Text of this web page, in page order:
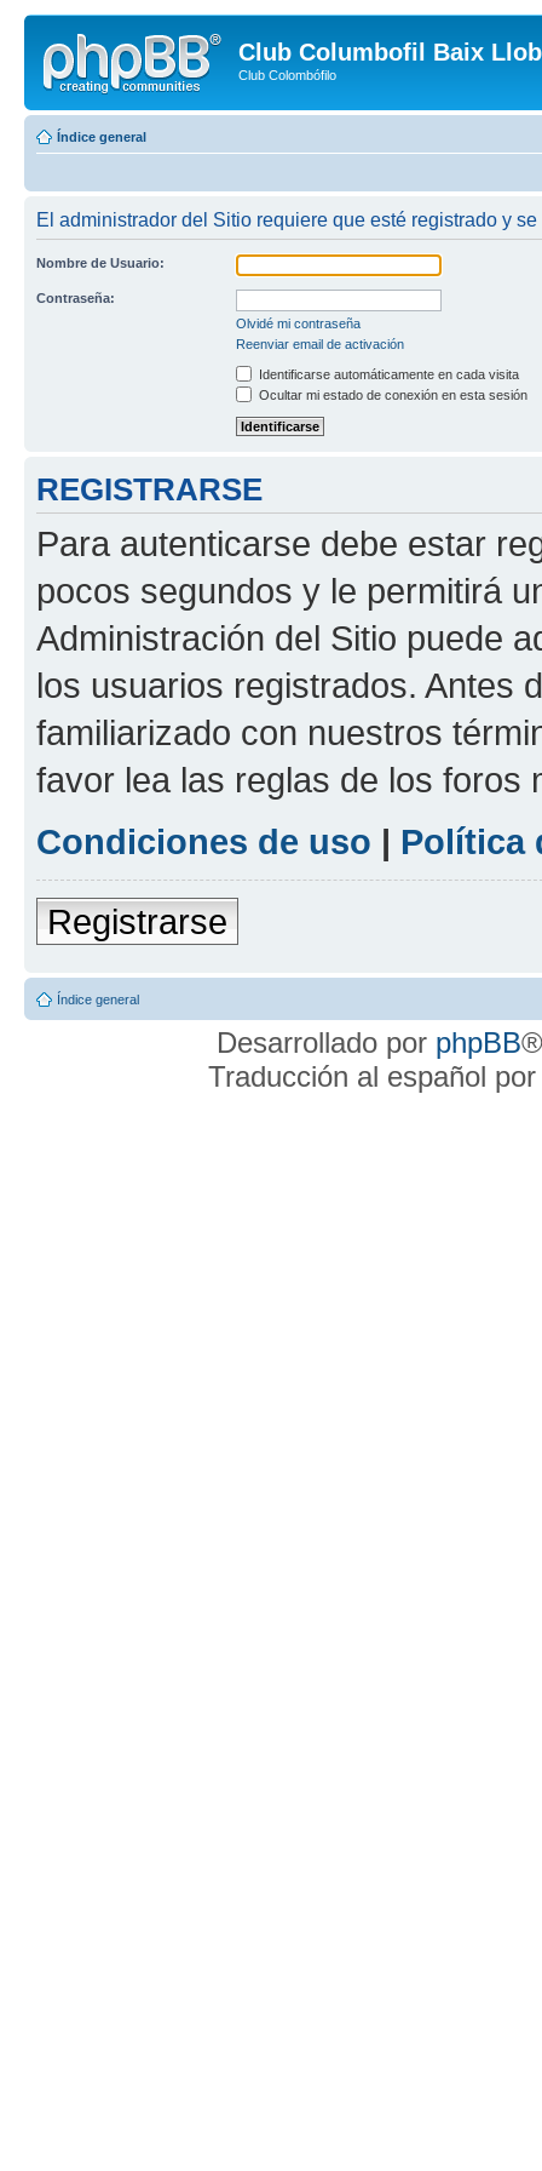
Club Columbofil Baix
Club Colombófilo
Índice general
El administrador del Sitio requiere que esté registrado y
Nombre de Usuario:
Contraseña:
Olvidé mi contraseña
Reenviar email de activación
Identificarse automáticamente en cada visita
Ocultar mi estado de conexión en esta sesión
REGISTRARSE
Para autenticarse debe estar
pocos segundos y le permitirá
Administración del Sitio puede
los usuarios registrados. Antes
familiarizado con nuestros
favor lea las reglas de los foros
Condiciones de uso | Política
Registrarse
Índice general
Desarrollado por phpBB
Traducción al español